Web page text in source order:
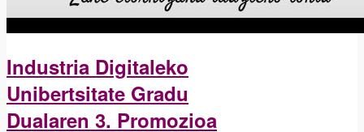
Industria Digitaleko
Unibertsitate Gradu
Dualaren 3. Promozioa